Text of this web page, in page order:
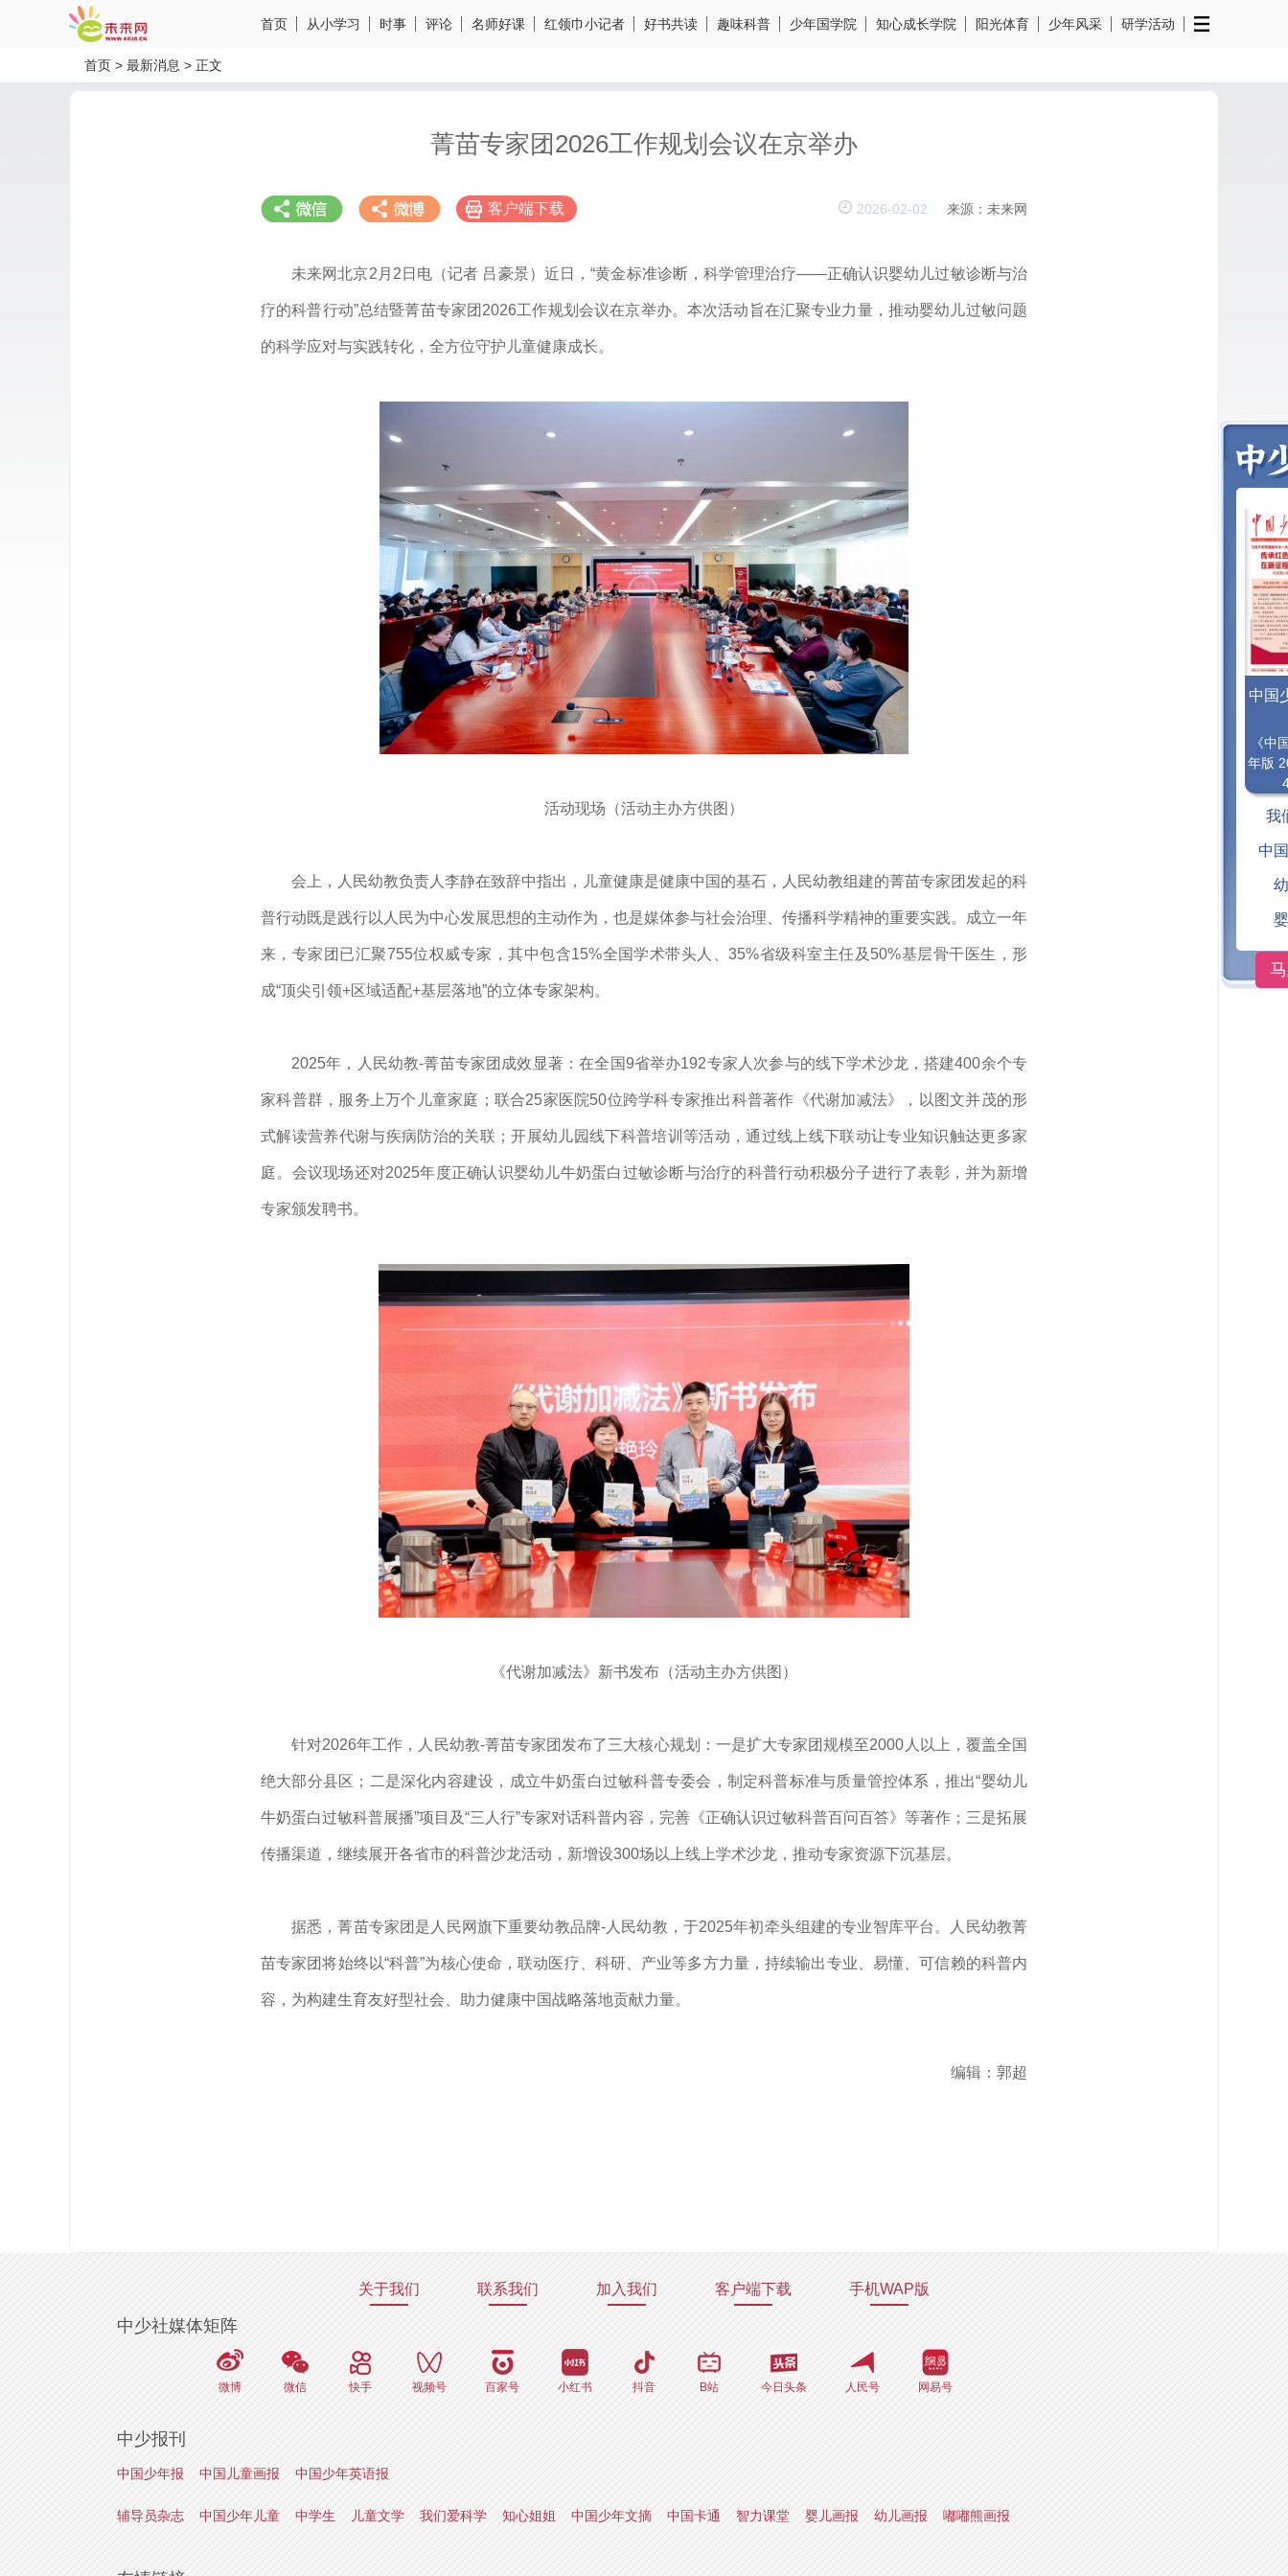
首页 从小学习 时事 评论 名师好课 红领巾小记者 好书共读 趣味科普 少年国学院 知心成长学院 阳光体育 少年风采 研学活动
首页 > 最新消息 > 正文
菁苗专家团2026工作规划会议在京举办
客户端下载 2026-02-02 来源：未来网
未来网北京2月2日电（记者 吕豪景）近日，“黄金标准诊断，科学管理治疗——正确认识婴幼儿过敏诊断与治
疗的科普行动”总结暨菁苗专家团2026工作规划会议在京举办。本次活动旨在汇聚专业力量，推动婴幼儿过敏问题
的科学应对与实践转化，全方位守护儿童健康成长。
活动现场（活动主办方供图）
会上，人民幼教负责人李静在致辞中指出，儿童健康是健康中国的基石，人民幼教组建的菁苗专家团发起的科
普行动既是践行以人民为中心发展思想的主动作为，也是媒体参与社会治理、传播科学精神的重要实践。成立一年
来，专家团已汇聚755位权威专家，其中包含15%全国学术带头人、35%省级科室主任及50%基层骨干医生，形
成“顶尖引领+区域适配+基层落地”的立体专家架构。
2025年，人民幼教-菁苗专家团成效显著：在全国9省举办192专家人次参与的线下学术沙龙，搭建400余个专
家科普群，服务上万个儿童家庭；联合25家医院50位跨学科专家推出科普著作《代谢加减法》，以图文并茂的形
式解读营养代谢与疾病防治的关联；开展幼儿园线下科普培训等活动，通过线上线下联动让专业知识触达更多家
庭。会议现场还对2025年度正确认识婴幼儿牛奶蛋白过敏诊断与治疗的科普行动积极分子进行了表彰，并为新增
专家颁发聘书。
《代谢加减法》新书发布（活动主办方供图）
针对2026年工作，人民幼教-菁苗专家团发布了三大核心规划：一是扩大专家团规模至2000人以上，覆盖全国
绝大部分县区；二是深化内容建设，成立牛奶蛋白过敏科普专委会，制定科普标准与质量管控体系，推出“婴幼儿
牛奶蛋白过敏科普展播”项目及“三人行”专家对话科普内容，完善《正确认识过敏科普百问百答》等著作；三是拓展
传播渠道，继续展开各省市的科普沙龙活动，新增设300场以上线上学术沙龙，推动专家资源下沉基层。
据悉，菁苗专家团是人民网旗下重要幼教品牌-人民幼教，于2025年初牵头组建的专业智库平台。人民幼教菁
苗专家团将始终以“科普”为核心使命，联动医疗、科研、产业等多方力量，持续输出专业、易懂、可信赖的科普内
容，为构建生育友好型社会、助力健康中国战略落地贡献力量。
编辑：郭超
关于我们 联系我们 加入我们 客户端下载 手机WAP版
中少社媒体矩阵
微博 微信 快手 视频号 百家号 小红书 抖音 B站 今日头条 人民号 网易号
中少报刊
中国少年报 中国儿童画报 中国少年英语报
辅导员杂志 中国少年儿童 中学生 儿童文学 我们爱科学 知心姐姐 中国少年文摘 中国卡通 智力课堂 婴儿画报 幼儿画报 嘟嘟熊画报
中国
《中
年版
我
中